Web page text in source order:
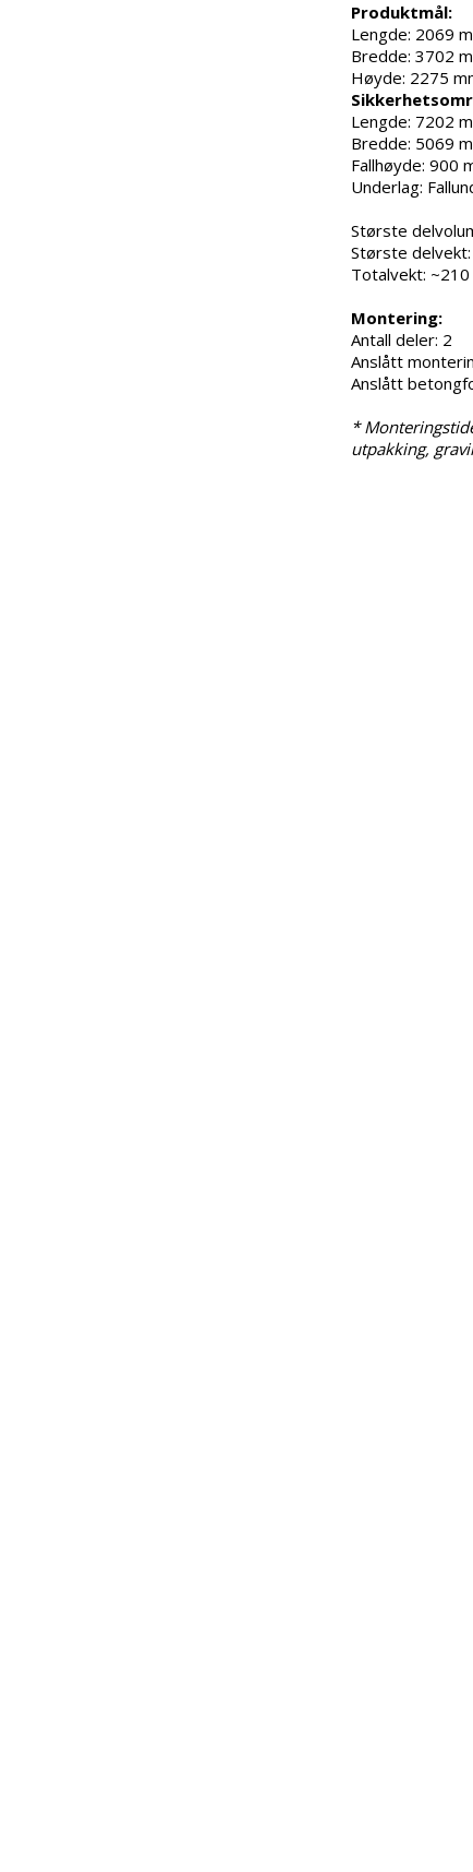
Produktmål:
Lengde: 2069
Bredde: 3702
Høyde: 2275
Lengde: 7202
Bredde: 5069
Fallhøyde: 900
Underlag:
Største
Største
Totalvekt: ~210
Montering:
Antall deler: 2
Anslått
Anslått
*
utpakking,